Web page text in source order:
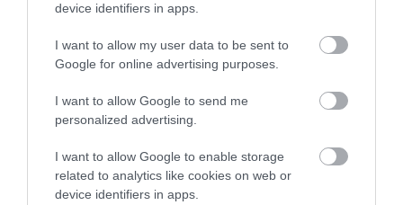
device identifiers in apps.
I want to allow my user data to be sent to
Google for online advertising purposes.
I want to allow Google to send me
personalized advertising.
I want to allow Google to enable storage
related to analytics like cookies on web or
device identifiers in apps.
ELŐZŐ CIKK
25 ÉVES LETT A KÉTFEJŰ TEKNŐS, JANUS
KÖVETKEZŐ CIKK
ÓRIÁSI ŐSLAJHÁROK VÁJHATTÁK A BRAZÍLIÁBAN FELFEDEZETT
ALAGUTAKAT